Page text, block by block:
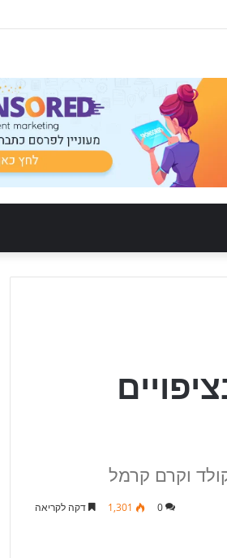
וקרם קרמל
0
1,301 דקה לקריאה